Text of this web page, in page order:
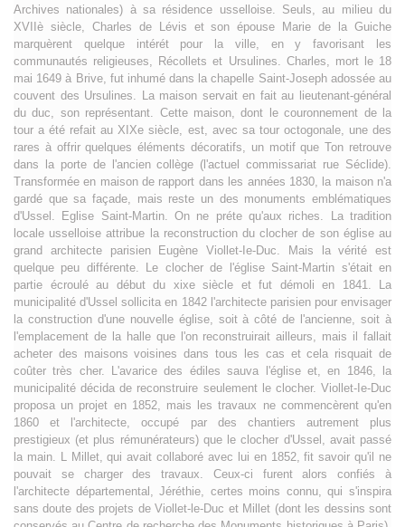
Archives nationales) à sa résidence usselloise. Seuls, au milieu du
XVIIè siècle, Charles de Lévis et son épouse Marie de la Guiche
marquèrent quelque intérét pour la ville, en y favorisant les
communautés religieuses, Récollets et Ursulines. Charles, mort le 18
mai 1649 à Brive, fut inhumé dans la chapelle Saint-Joseph adossée au
couvent des Ursulines. La maison servait en fait au lieutenant-général
du duc, son représentant. Cette maison, dont le couronnement de la
tour a été refait au XIXe siècle, est, avec sa tour octogonale, une des
rares à offrir quelques éléments décoratifs, un motif que Ton retrouve
dans la porte de l'ancien collège (l'actuel commissariat rue Séclide).
Transformée en maison de rapport dans les années 1830, la maison n'a
gardé que sa façade, mais reste un des monuments emblématiques
d'Ussel. Eglise Saint-Martin. On ne préte qu'aux riches. La tradition
locale usselloise attribue la reconstruction du clocher de son église au
grand architecte parisien Eugène Viollet-Ie-Duc. Mais la vérité est
quelque peu différente. Le clocher de l'église Saint-Martin s'était en
partie écroulé au début du xixe siècle et fut démoli en 1841. La
municipalité d'Ussel sollicita en 1842 l'architecte parisien pour envisager
la construction d'une nouvelle église, soit à côté de l'ancienne, soit à
l'emplacement de la halle que l'on reconstruirait ailleurs, mais il fallait
acheter des maisons voisines dans tous les cas et cela risquait de
coûter très cher. L'avarice des édiles sauva l'église et, en 1846, la
municipalité décida de reconstruire seulement le clocher. Viollet-Ie-Duc
proposa un projet en 1852, mais les travaux ne commencèrent qu'en
1860 et l'architecte, occupé par des chantiers autrement plus
prestigieux (et plus rémunérateurs) que le clocher d'Ussel, avait passé
la main. L Millet, qui avait collaboré avec lui en 1852, fit savoir qu'il ne
pouvait se charger des travaux. Ceux-ci furent alors confiés à
l'architecte départemental, Jéréthie, certes moins connu, qui s'inspira
sans doute des projets de Viollet-le-Duc et Millet (dont les dessins sont